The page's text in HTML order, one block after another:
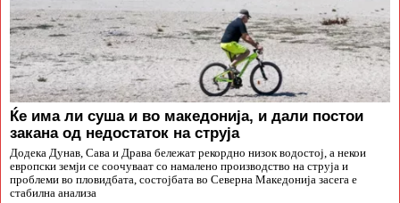
Ќе има ли суша и во македонија, и дали постои
закана од недостаток на струја
Додека Дунав, Сава и Драва бележат рекордно низок водостој, а некои
европски земји се соочуваат со намалено производство на струја и
проблеми во пловидбата, состојбата во Северна Македонија засега е
стабилна анализа